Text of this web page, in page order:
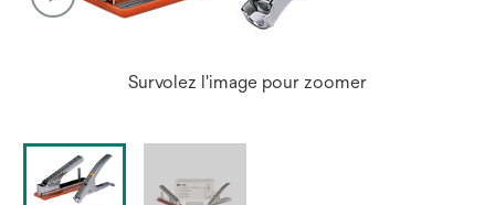
Survolez l'image pour zoomer